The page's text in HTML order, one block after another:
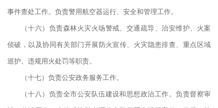
事件查处工作。负责警用航空器运行、安全和管理工作。
（十六）负责森林火灾火场警戒、交通疏导、治安维护、火案
侦破，以及协同有关部门开展防火宣传、火灾隐患排查、重点区域
巡护、违规用火处罚等职责。
（十七）负责公安政务服务工作。
（十八）负责全市公安队伍建设和思想政治工作。负责督察审